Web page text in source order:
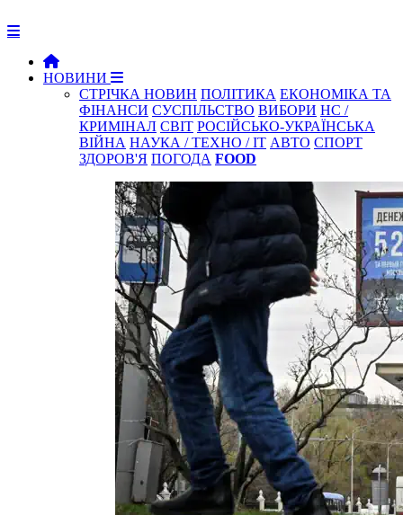
НОВИНИ
СТРІЧКА НОВИН ПОЛІТИКА ЕКОНОМІКА ТА
ФІНАНСИ СУСПІЛЬСТВО ВИБОРИ НС /
КРИМІНАЛ СВІТ РОСІЙСЬКО-УКРАЇНСЬКА
ВІЙНА НАУКА / ТЕХНО / IT АВТО СПОРТ
ЗДОРОВ'Я ПОГОДА FOOD